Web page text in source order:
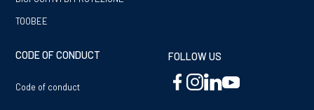
TOOBEE
CODE OF CONDUCT
Code of conduct
FOLLOW US